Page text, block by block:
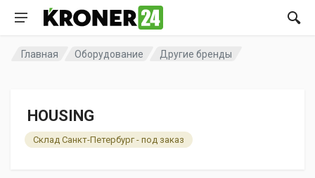
Главная Оборудование Другие бренды
HOUSING
Склад Санкт-Петербург - под заказ